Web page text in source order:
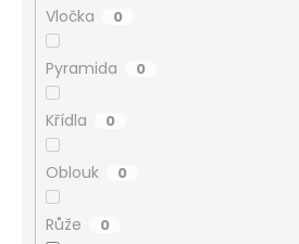
Vločka 0
Pyramida 0
Křídla 0
Oblouk 0
Růže 0